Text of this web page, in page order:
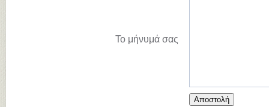
Το μήνυμά σας
Αποστολή